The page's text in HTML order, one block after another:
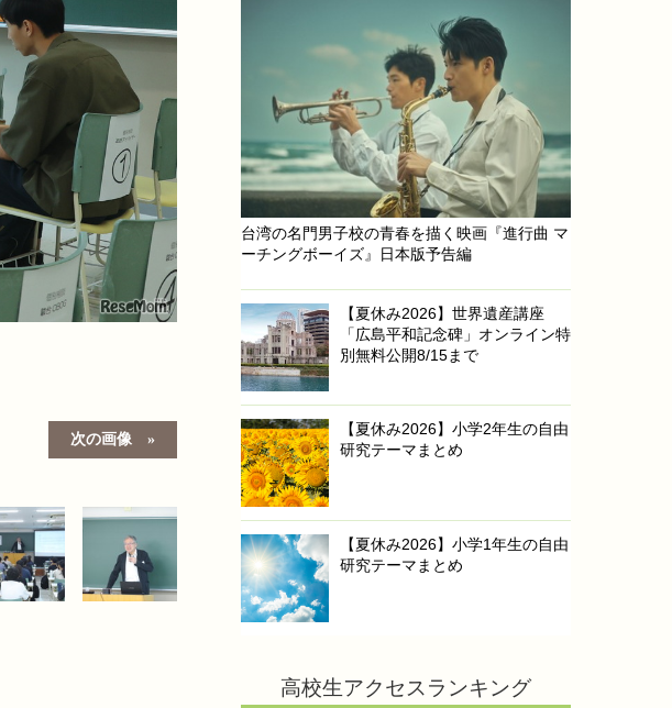
次の画像
台湾の名門男子校の青春を描く映画『進行曲 マ
ーチングボーイズ』日本版予告編
【夏休み2026】世界遺産講座
「広島平和記念碑」オンライン特
別無料公開8/15まで
【夏休み2026】小学2年生の自由
研究テーマまとめ
【夏休み2026】小学1年生の自由
研究テーマまとめ
高校生アクセスランキング